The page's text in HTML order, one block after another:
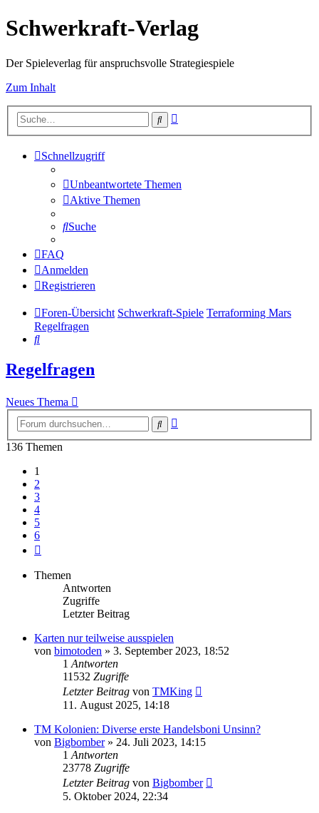
Schwerkraft-Verlag
Der Spieleverlag für anspruchsvolle Strategiespiele
Zum Inhalt
Suche
Schnellzugriff
Unbeantwortete Themen
Aktive Themen
Suche
FAQ
Anmelden
Registrieren
Foren-Übersicht Schwerkraft-Spiele Terraforming Mars
Regelfragen
Suche
Regelfragen
Neues Thema
Suche
136 Themen
1
2
3
4
5
6
Themen
Antworten
Zugriffe
Letzter Beitrag
Karten nur teilweise ausspielen
von bimotoden » 3. September 2023, 18:52
1 Antworten
11532 Zugriffe
Letzter Beitrag von TMKing
11. August 2025, 14:18
TM Kolonien: Diverse erste Handelsboni Unsinn?
von Bigbomber» 24. Juli 2023, 14:15
1 Antworten
23778 Zugriffe
Letzter Beitrag von Bigbomber
5. Oktober 2024, 22:34